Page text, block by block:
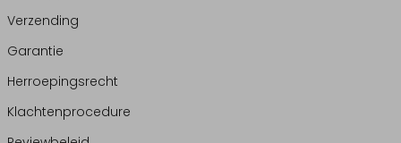
Verzending
Garantie
Herroepingsrecht
Klachtenprocedure